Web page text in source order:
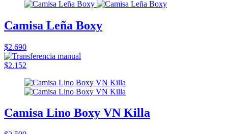
Camisa Leña Boxy
$2.690
$2.152
Camisa Lino Boxy VN Killa